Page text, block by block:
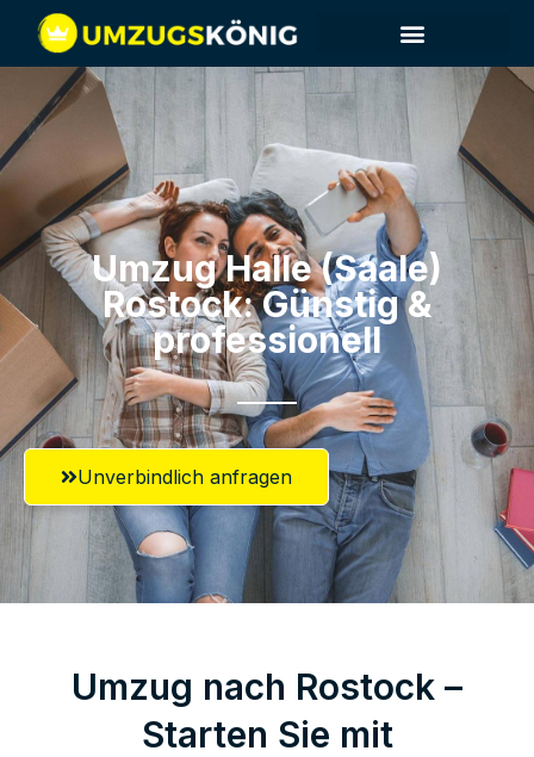
Umzug Halle (Saale)​
Rostock: Günstig &
professionell​
Unverbindlich anfragen
Umzug nach Rostock –
Starten Sie mit